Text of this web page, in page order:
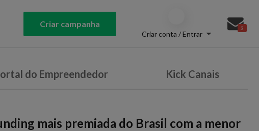
Criar campanha
Criar conta / Entrar
3
do Empreendedor Kick Canais
mais premiada do Brasil com a menor